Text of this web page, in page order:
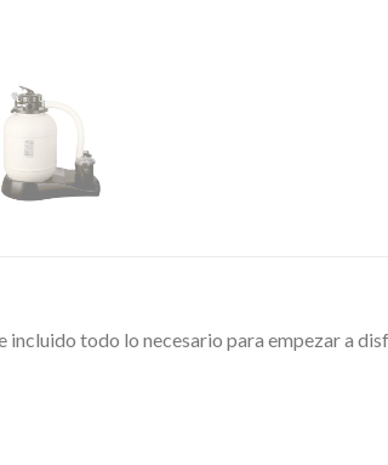
todo lo necesario para empezar a